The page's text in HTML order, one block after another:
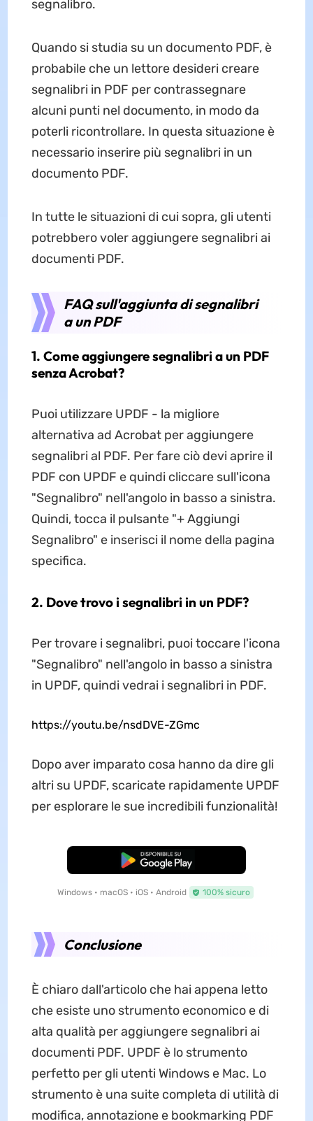
segnalibro.
Quando si studia su un documento PDF, è
probabile che un lettore desideri creare
segnalibri in PDF per contrassegnare
alcuni punti nel documento, in modo da
poterli ricontrollare. In questa situazione è
necessario inserire più segnalibri in un
documento PDF.
In tutte le situazioni di cui sopra, gli utenti
potrebbero voler aggiungere segnalibri ai
documenti PDF.
FAQ sull'aggiunta di segnalibri
a un PDF
1. Come aggiungere segnalibri a un PDF
senza Acrobat?
Puoi utilizzare UPDF - la migliore
alternativa ad Acrobat per aggiungere
segnalibri al PDF. Per fare ciò devi aprire il
PDF con UPDF e quindi cliccare sull'icona
"Segnalibro" nell'angolo in basso a sinistra.
Quindi, tocca il pulsante "+ Aggiungi
Segnalibro" e inserisci il nome della pagina
specifica.
2. Dove trovo i segnalibri in un PDF?
Per trovare i segnalibri, puoi toccare l'icona
"Segnalibro" nell'angolo in basso a sinistra
in UPDF, quindi vedrai i segnalibri in PDF.
https://youtu.be/nsdDVE-ZGmc
Dopo aver imparato cosa hanno da dire gli
altri su UPDF, scaricate rapidamente UPDF
per esplorare le sue incredibili funzionalità!
Download Gratis
Windows • macOS • iOS • Android 100% sicuro
Conclusione
È chiaro dall'articolo che hai appena letto
che esiste uno strumento economico e di
alta qualità per aggiungere segnalibri ai
documenti PDF. UPDF è lo strumento
perfetto per gli utenti Windows e Mac. Lo
strumento è una suite completa di utilità di
modifica, annotazione e bookmarking PDF